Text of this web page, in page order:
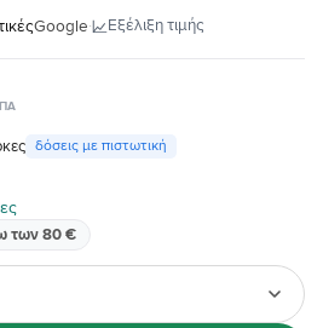
Google· Εξέλιξη τιμής
δόσεις με πιστωτική
των 80 €